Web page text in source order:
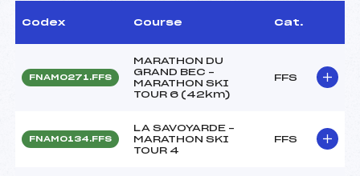
Codex Course Cat.
FNAM0271.FFS
MARATHON DU
GRAND BEC –
MARATHON SKI
TOUR 6 (42km)
FFS
FNAM0134.FFS
LA SAVOYARDE –
MARATHON SKI
TOUR 4
FFS